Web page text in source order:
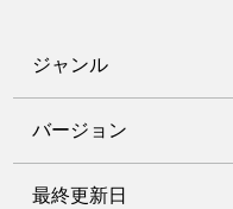
ジャンル
バージョン
最終更新日